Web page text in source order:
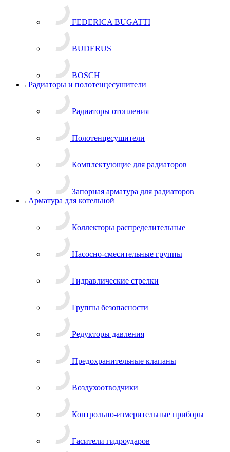
FEDERICA BUGATTI
BUDERUS
BOSCH
Радиаторы и полотенцесушители
Радиаторы отопления
Полотенцесушители
Комплектующие для радиаторов
Запорная арматура для радиаторов
Арматура для котельной
Коллекторы распределительные
Насосно-смесительные группы
Гидравлические стрелки
Группы безопасности
Редукторы давления
Предохранительные клапаны
Воздухоотводчики
Контрольно-измерительные приборы
Гасители гидроударов